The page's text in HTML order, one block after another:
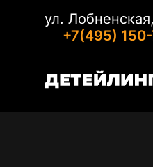
ул.
+7(495)